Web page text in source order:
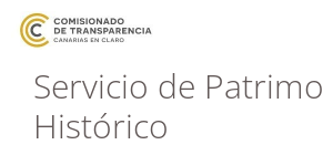
Servicio de
Histórico